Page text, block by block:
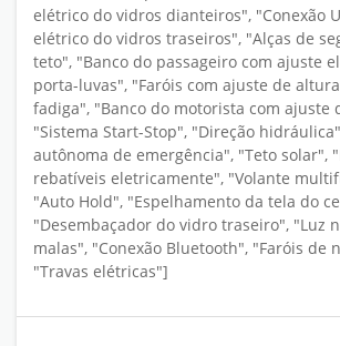
elétrico do vidros dianteiros", "Conexão
elétrico do vidros traseiros", "Alças de
teto", "Banco do passageiro com ajuste
porta-luvas", "Faróis com ajuste de
fadiga", "Banco do motorista com ajuste
"Sistema Start-Stop", "Direção
autônoma de emergência", "Teto solar",
rebatíveis eletricamente", "Volante
"Auto Hold", "Espelhamento da tela do
"Desembaçador do vidro traseiro", "Luz
malas", "Conexão Bluetooth", "Faróis de
"Travas elétricas"]